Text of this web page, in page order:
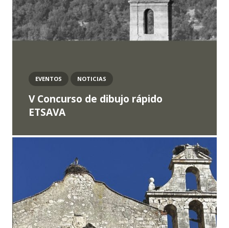
V Concurso de dibujo rápido
ETSAVA
EVENTOS NOTICIAS